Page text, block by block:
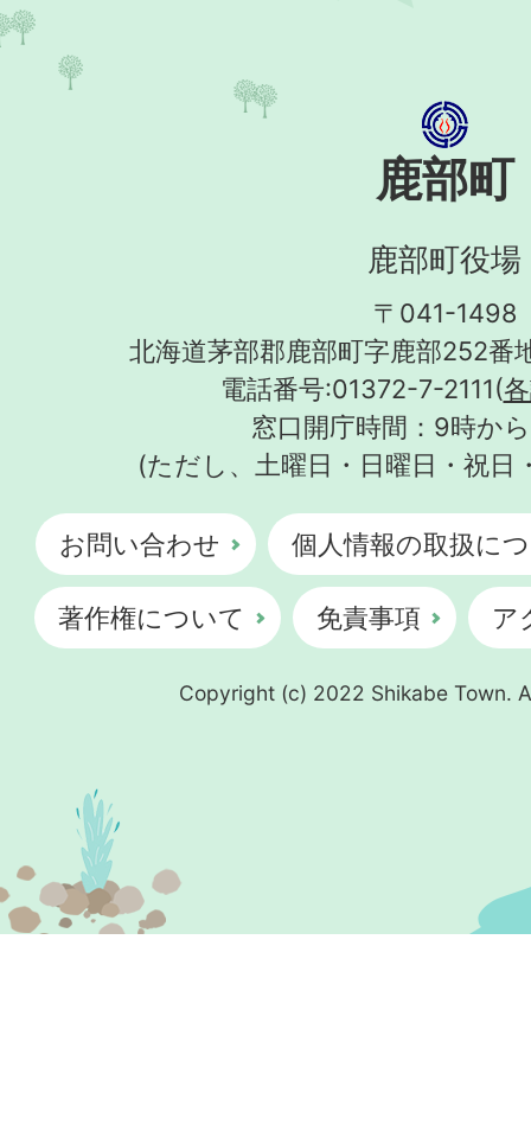
鹿部町
鹿部町役場
〒041-1498
北海道茅部郡鹿部町字鹿部252番
電話番号:01372-7-2111(
窓口開庁時間：9時か
(ただし、土曜日・日曜日・祝日
お問い合わせ 個人情報の取扱に
著作権について 免責事項 ア
Copyright (c) 2022 Shikabe Town.